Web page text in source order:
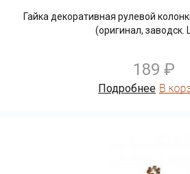
Гайка декоративная рулевой
(оригинал, заводск.
189 ₽
Подробнее